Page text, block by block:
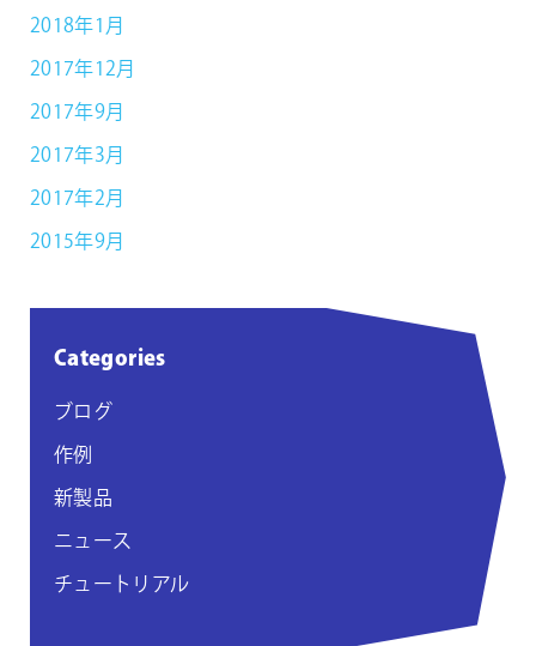
2018年1月
2017年12月
2017年9月
2017年3月
2017年2月
2015年9月
Categories
ブログ
作例
新製品
ニュース
チュートリアル